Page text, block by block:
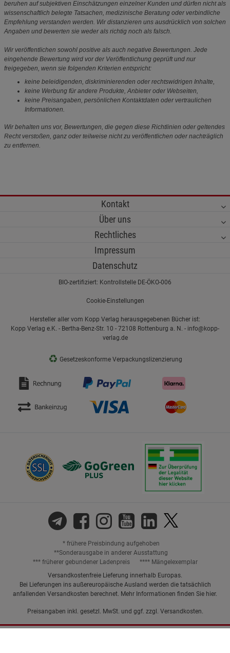
beruhen auf subjektiven Einschätzungen einzelner Kunden und dürfen nicht als
wissenschaftlich belegte Tatsachen, medizinische Beratung oder verbindliche
Empfehlung verstanden werden. Wir distanzieren uns ausdrücklich von solchen
Angaben und bewerten sie weder als richtig noch als falsch.
Wir veröffentlichen sowohl positive als auch negative Bewertungen. Jede
eingehende Bewertung wird vor der Veröffentlichung geprüft und nur
freigegeben, wenn sie folgenden Kriterien entspricht:
keine beleidigenden, diskriminierenden oder rechtswidrigen Inhalte,
keine Werbung für andere Produkte, Anbieter oder Webseiten,
keine Preisangaben, persönlichen Kontaktdaten oder vertraulichen
Informationen.
Wir behalten uns vor, Bewertungen, die gegen diese Richtlinien oder geltendes
Recht verstoßen, ganz oder teilweise nicht zu veröffentlichen oder nachträglich
zu entfernen.
Kontakt
Über uns
Rechtliches
Impressum
Datenschutz
BIO-zertifiziert: Kontrollstelle DE-ÖKO-006
Cookie-Einstellungen
Hersteller aller vom Kopp Verlag herausgegebenen Bücher ist:
Kopp Verlag e.K. - Bertha-Benz-Str. 10 - 72108 Rottenburg a. N. - info@kopp-
verlag.de
♻ Gesetzeskonforme Verpackungslizenzierung
* frühere Preisbindung aufgehoben
**Sonderausgabe in anderer Ausstattung
*** früherer gebundener Ladenpreis
**** Mängelexemplar
Versandkostenfreie Lieferung innerhalb Europas.
Bei Lieferungen ins außereuropäische Ausland werden die tatsächlich
anfallenden Versandkosten berechnet. Mehr Informationen finden Sie hier.
Preisangaben inkl. gesetzl. MwSt. und ggf. zzgl. Versandkosten.